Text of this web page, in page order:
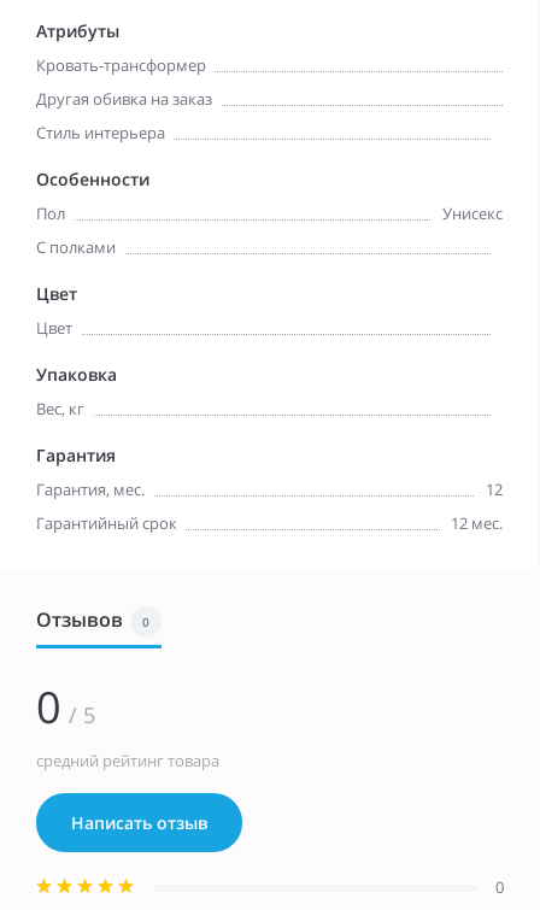
Атрибуты
Кровать-трансформер
Другая обивка на заказ
Стиль интерьера
Особенности
Пол
Унисекс
С полками
Цвет
Цвет
Упаковка
Вес, кг
Гарантия
Гарантия, мес.
12
Гарантийный срок
12 мес.
Отзывов 0
0 / 5
средний рейтинг товара
Написать отзыв
0